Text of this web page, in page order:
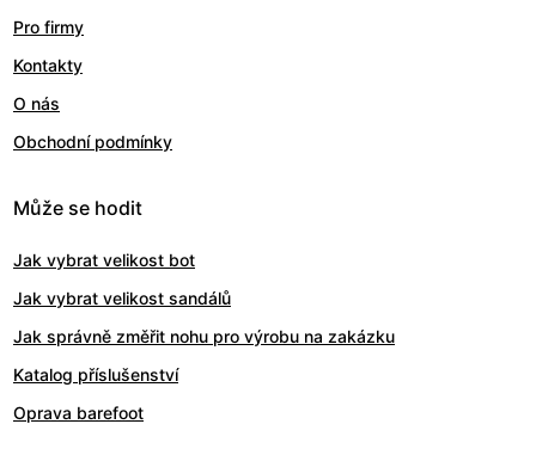
Pro firmy
Kontakty
O nás
Obchodní podmínky
Může se hodit
Jak vybrat velikost bot
Jak vybrat velikost sandálů
Jak správně změřit nohu pro výrobu na zakázku
Katalog příslušenství
Oprava barefoot